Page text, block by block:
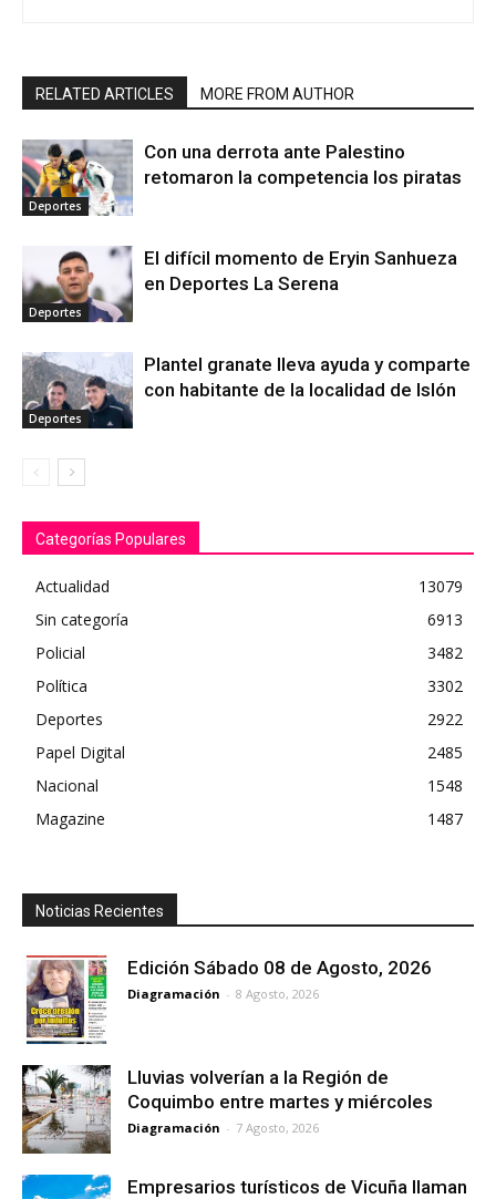
RELATED ARTICLES MORE FROM AUTHOR
Deportes
Con una derrota ante Palestino
retomaron la competencia los piratas
Deportes
El difícil momento de Eryin Sanhueza
en Deportes La Serena
Deportes
Plantel granate lleva ayuda y comparte
con habitante de la localidad de Islón
Categorías Populares
Actualidad
13079
Sin categoría
6913
Policial
3482
Política
3302
Deportes
2922
Papel Digital
2485
Nacional
1548
Magazine
1487
Noticias Recientes
Edición Sábado 08 de Agosto, 2026
Diagramación - 8 Agosto, 2026
Lluvias volverían a la Región de
Coquimbo entre martes y miércoles
Diagramación - 7 Agosto, 2026
Empresarios turísticos de Vicuña llaman